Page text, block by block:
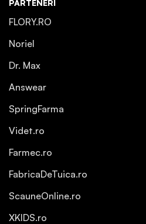
PARTENERI
FLORY.RO
Noriel
Dr. Max
Answear
SpringFarma
Videt.ro
Farmec.ro
FabricaDeTuica.ro
ScauneOnline.ro
XKIDS.ro